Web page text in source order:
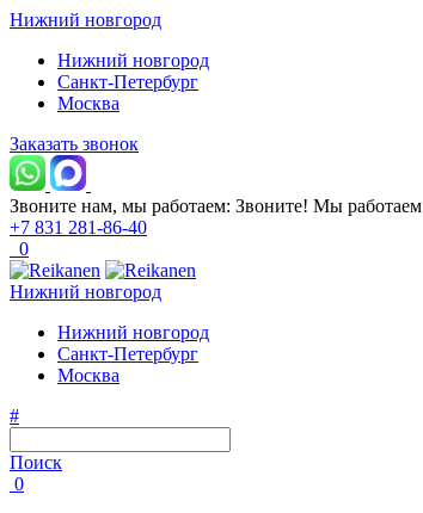
Нижний новгород
Нижний новгород
Санкт-Петербург
Москва
Заказать звонок
Звоните нам, мы работаем: Звоните! Мы работаем
+7 831 281-86-40
0
Нижний новгород
Нижний новгород
Санкт-Петербург
Москва
#
Поиск
0